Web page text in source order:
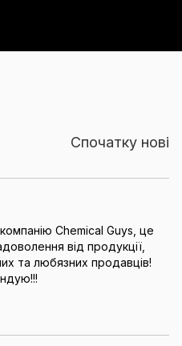
Спочатку нові
Chemical Guys, це
від продукції,
та любязних продавців!